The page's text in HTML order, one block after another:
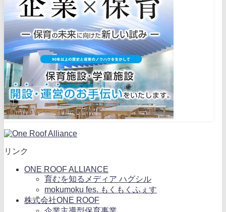
リンク
ONE ROOF ALLIANCE
育むを知るメディア ハグシル
mokumoku fes. もくもくふぇす
株式会社ONE ROOF